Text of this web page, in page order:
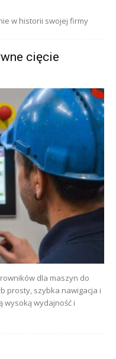
w historii swojej firmy
cięcie
dla maszyn do
prosty, szybka nawigacja i
wydajność i